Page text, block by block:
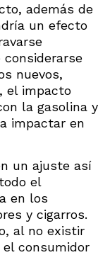
además de
un efecto
nuevos,
el impacto
la gasolina y
impactar en
un ajuste así
el
en los
y cigarros.
al no existir
consumidor